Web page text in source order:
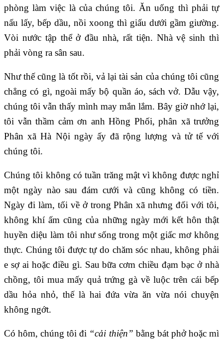
phòng làm việc là của chúng tôi. Ăn uống thì phải tự
nấu lấy, bếp dầu, nồi xoong thì giấu dưới gầm giường.
Vòi nước tập thể ở đầu nhà, rất tiện. Nhà vệ sinh thì
phải vòng ra sân sau.
Như thế cũng là tốt rồi, vả lại tài sản của chúng tôi cũng
chẳng có gì, ngoài mấy bộ quần áo, sách vở. Dẫu vậy,
chúng tôi vẫn thấy mình may mắn lắm. Bây giờ nhớ lại,
tôi vẫn thầm cảm ơn anh Hồng Phối, phân xã trưởng
Phân xã Hà Nội ngày ấy đã rộng lượng và tử tế với
chúng tôi.
Chúng tôi không có tuần trăng mật vì không được nghỉ
một ngày nào sau đám cưới và cũng không có tiền.
Ngày đi làm, tối về ở trong Phân xã nhưng đối với tôi,
không khí ấm cũng của những ngày mới kết hôn thật
huyền diệu làm tôi như sống trong một giấc mơ không
thực. Chúng tôi được tự do chăm sóc nhau, không phải
e sợ ai hoặc điều gì. Sau bữa cơm chiều đạm bạc ở nhà
chồng, tôi mua mấy quả trứng gà về luộc trên cái bếp
dầu hỏa nhỏ, thế là hai đứa vừa ăn vừa nói chuyện
không ngớt.
Có hôm, chúng tôi đi “cải thiện” bằng bát phở hoặc mì